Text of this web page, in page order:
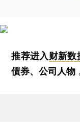
推荐进入财新数
债券、公司人物